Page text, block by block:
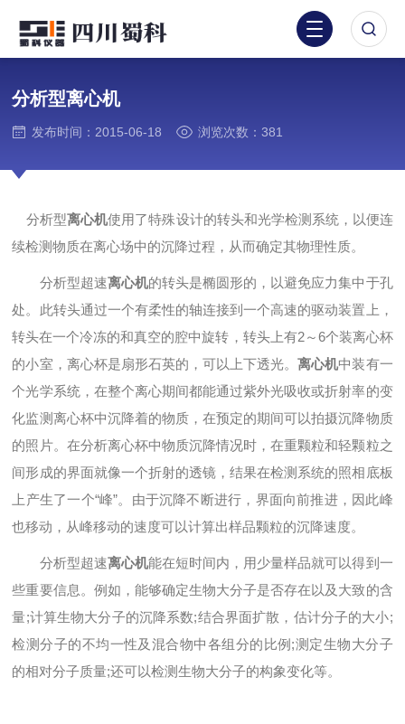
分析型离心机
发布时间：2015-06-18 浏览次数：381
分析型离心机使用了特殊设计的转头和光学检测系统，以便连
续检测物质在离心场中的沉降过程，从而确定其物理性质。
分析型超速离心机的转头是椭圆形的，以避免应力集中于孔
处。此转头通过一个有柔性的轴连接到一个高速的驱动装置上，
转头在一个冷冻的和真空的腔中旋转，转头上有2～6个装离心杯
的小室，离心杯是扇形石英的，可以上下透光。离心机中装有一
个光学系统，在整个离心期间都能通过紫外光吸收或折射率的变
化监测离心杯中沉降着的物质，在预定的期间可以拍摄沉降物质
的照片。在分析离心杯中物质沉降情况时，在重颗粒和轻颗粒之
间形成的界面就像一个折射的透镜，结果在检测系统的照相底板
上产生了一个“峰”。由于沉降不断进行，界面向前推进，因此峰
也移动，从峰移动的速度可以计算出样品颗粒的沉降速度。
分析型超速离心机能在短时间内，用少量样品就可以得到一
些重要信息。例如，能够确定生物大分子是否存在以及大致的含
量;计算生物大分子的沉降系数;结合界面扩散，估计分子的大小;
检测分子的不均一性及混合物中各组分的比例;测定生物大分子
的相对分子质量;还可以检测生物大分子的构象变化等。